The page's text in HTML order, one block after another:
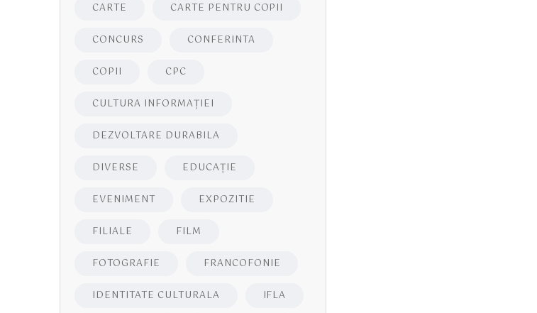
CARTE CARTE PENTRU COPII
CONCURS CONFERINTA
COPII CPC
CULTURA INFORMAŢIEI
DEZVOLTARE DURABILA
DIVERSE EDUCAŢIE
EVENIMENT EXPOZITIE
FILIALE FILM
FOTOGRAFIE FRANCOFONIE
IDENTITATE CULTURALA IFLA